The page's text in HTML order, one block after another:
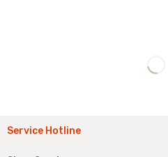
Service Hotline